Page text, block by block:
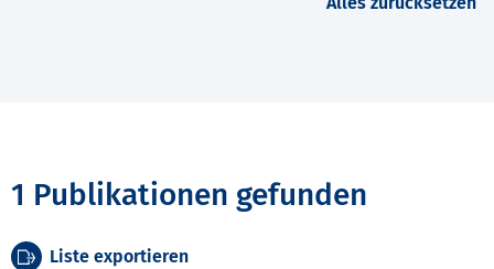
1 Publikationen gefunden
Liste exportieren